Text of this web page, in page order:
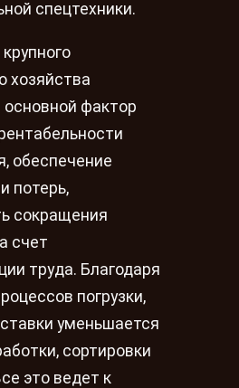
спецтехники.
хозяйства
основной фактор
обеспечение
потерь,
сокращения
счет
труда. Благодаря
погрузки,
уменьшается
сортировки
это ведет к